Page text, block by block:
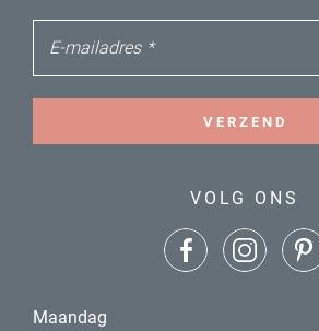
E-mailadres *
VERZEND
VOLG ONS
Maandag